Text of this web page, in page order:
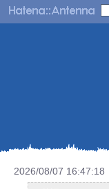
2026/08/07 16:47:18